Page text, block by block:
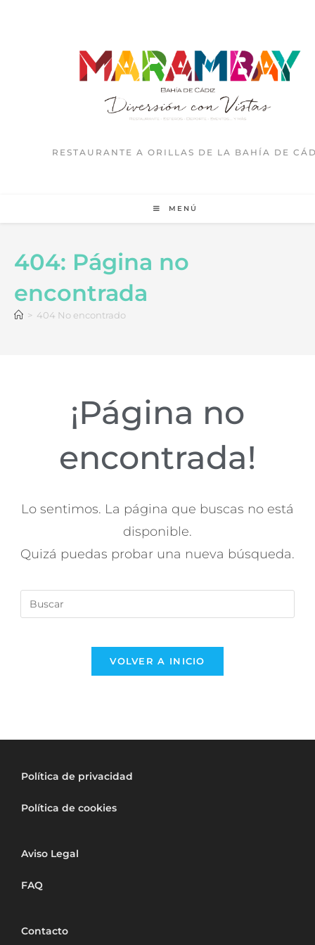
RESTAURANTE A ORILLAS DE LA BAHÍA DE
MENÚ
404: Página no
encontrada
> 404 No encontrado
¡Página no
encontrada!
Lo sentimos. La página que buscas no está
disponible.
Quizá puedas probar una nueva búsqueda.
VOLVER A INICIO
Política de privacidad
Política de cookies
Aviso Legal
FAQ
Contacto